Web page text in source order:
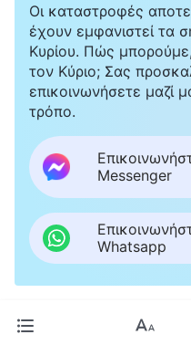
Οι καταστροφές
έχουν εμφανιστεί τα
Κυρίου. Πώς
τον Κύριο; Σας
επικοινωνήσετε μαζί
τρόπο.
Messenger
Whatsapp